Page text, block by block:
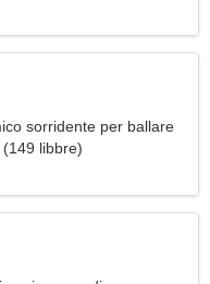
sorridente per ballare
libbre)